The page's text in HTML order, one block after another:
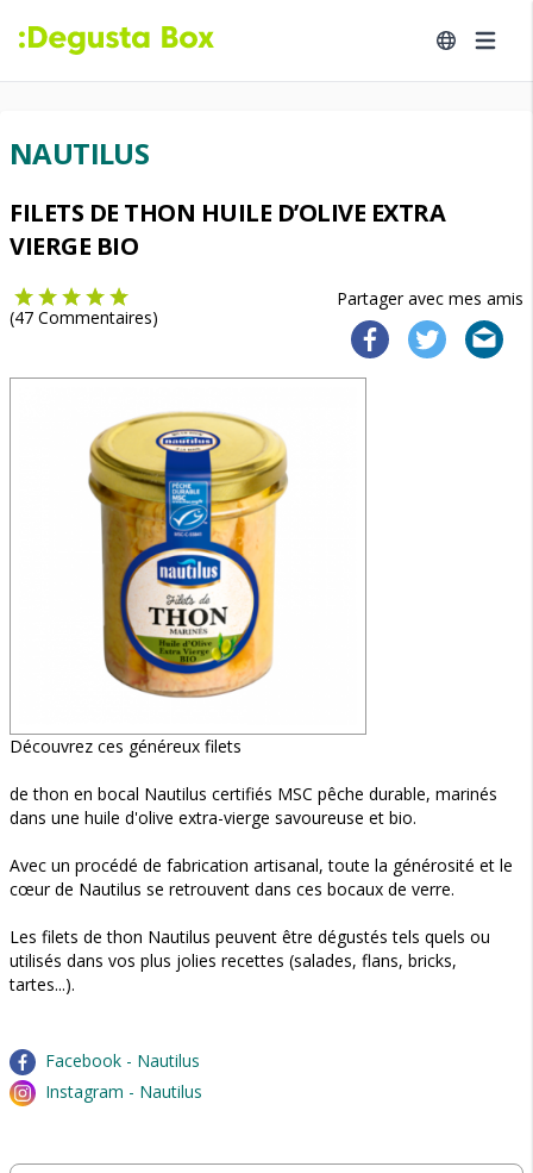
NAUTILUS
FILETS DE THON HUILE D’OLIVE EXTRA
VIERGE BIO
Partager avec mes amis
(47 Commentaires)
Découvrez ces généreux filets
de thon en bocal Nautilus certifiés MSC pêche durable, marinés
dans une huile d'olive extra-vierge savoureuse et bio.
Avec un procédé de fabrication artisanal, toute la générosité et le
cœur de Nautilus se retrouvent dans ces bocaux de verre.
Les filets de thon Nautilus peuvent être dégustés tels quels ou
utilisés dans vos plus jolies recettes (salades, flans, bricks,
tartes...).
Facebook - Nautilus
Instagram - Nautilus